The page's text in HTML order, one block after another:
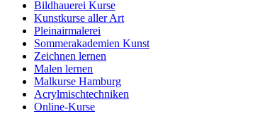
Bildhauerei Kurse
Kunstkurse aller Art
Pleinairmalerei
Sommerakademien Kunst
Zeichnen lernen
Malen lernen
Malkurse Hamburg
Acrylmischtechniken
Online-Kurse